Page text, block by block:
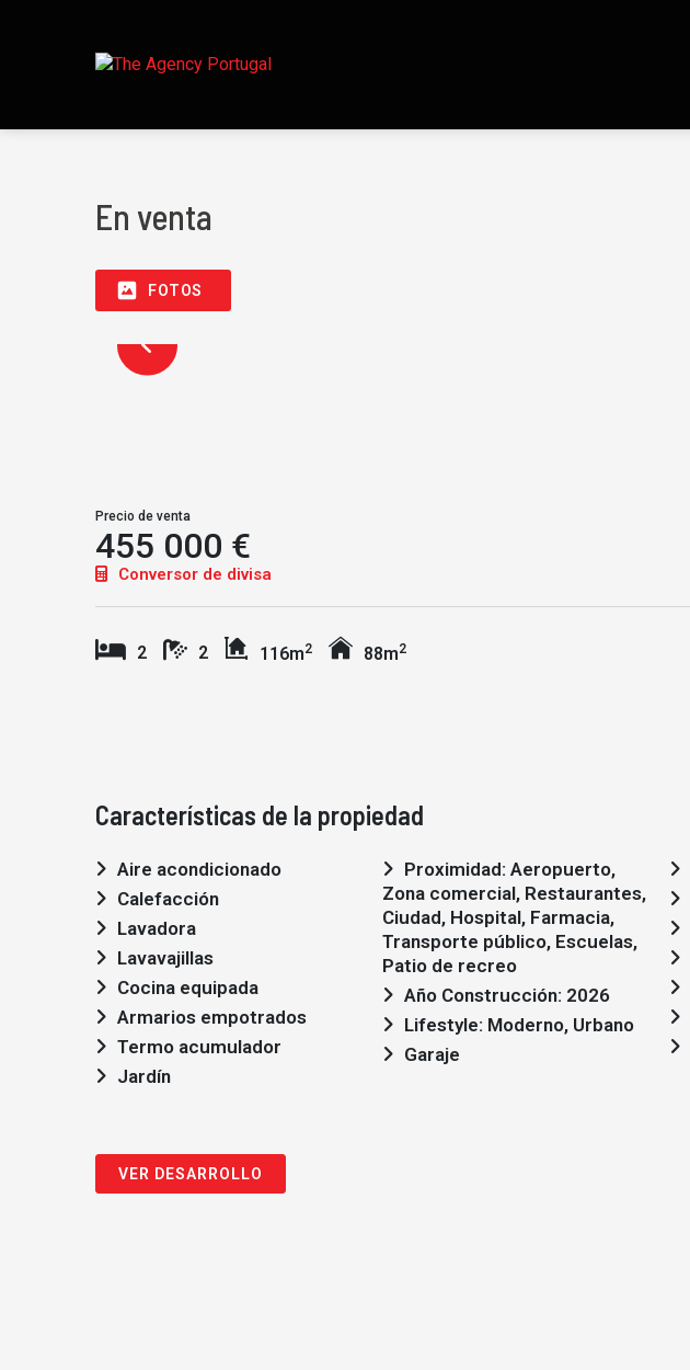
En venta
FOTOS
Precio de venta
455 000 €
Conversor de divisa
2 2 116m2 88m2
Características de la propiedad
Aire acondicionado
Calefacción
Lavadora
Lavavajillas
Cocina equipada
Armarios empotrados
Termo acumulador
Jardín
Zona comercial, Restaurantes,
Ciudad, Hospital, Farmacia,
Transporte público, Escuelas,
Patio de recreo
Año Construcción: 2026
Lifestyle: Moderno, Urbano
Garaje
VER DESARROLLO